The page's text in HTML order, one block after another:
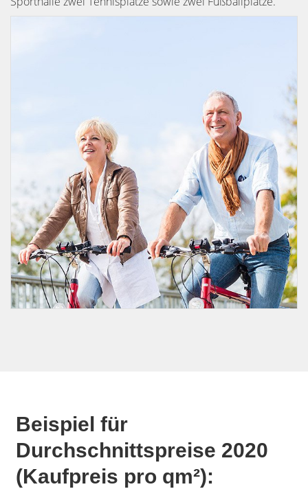
Beispiel für
Durchschnittspreise 2020
(Kaufpreis pro qm²):